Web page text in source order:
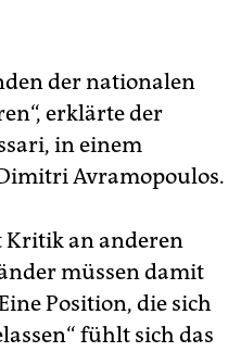
der nationalen
erklärte der
in einem
Avramopoulos.
Kritik an anderen
müssen damit
Position, die sich
fühlt sich das